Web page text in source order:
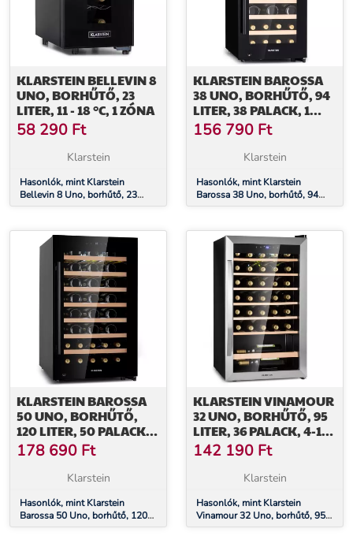
KLARSTEIN BELLEVIN 8
UNO, BORHŰTŐ, 23
LITER, 11 - 18 °C, 1 ZÓNA
58 290 Ft
Klarstein
Hasonlók, mint Klarstein
Bellevin 8 Uno, borhűtő, 23
liter, 11 - 18 °C, 1 zóna
KLARSTEIN BAROSSA
38 UNO, BORHŰTŐ, 94
LITER, 38 PALACK, 1
ZÓNA,
ÉRINTŐKÉPERNYŐ
156 790 Ft
Klarstein
Hasonlók, mint Klarstein
Barossa 38 Uno, borhűtő, 94
liter, 38 palack, 1 zóna,
KLARSTEIN BAROSSA
50 UNO, BORHŰTŐ,
120 LITER, 50 PALACK, 1
ZÓNA,
ÉRINTŐKÉPERNYŐ
178 690 Ft
Klarstein
Hasonlók, mint Klarstein
Barossa 50 Uno, borhűtő, 120
liter, 50 palack, 1 zóna,
KLARSTEIN VINAMOUR
32 UNO, BORHŰTŐ, 95
LITER, 36 PALACK, 4-18
°C, 1 ZÓNA,
ÉRINTÉSVEZÉRLÉS
142 190 Ft
Klarstein
Hasonlók, mint Klarstein
Vinamour 32 Uno, borhűtő, 95
liter, 36 palack, 4-18 °C, 1 zóna,